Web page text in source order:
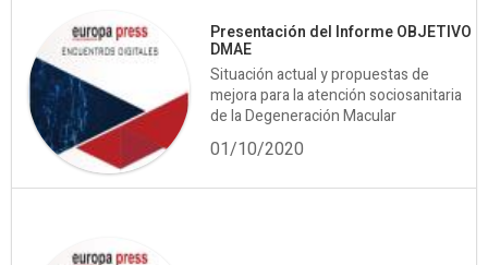
Presentación del Informe OBJETIVO
DMAE
Situación actual y propuestas de
mejora para la atención sociosanitaria
de la Degeneración Macular
01/10/2020